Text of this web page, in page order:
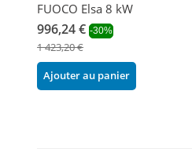
FUOCO Elsa 8 kW
996,24 € -30%
1 423,20 €
Ajouter au panier